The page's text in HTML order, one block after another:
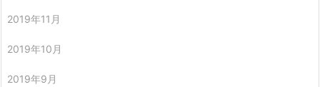
2019年11月
2019年10月
2019年9月